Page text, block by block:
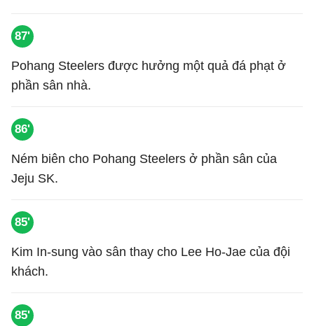
87'
Pohang Steelers được hưởng một quả đá phạt ở
phần sân nhà.
86'
Ném biên cho Pohang Steelers ở phần sân của
Jeju SK.
85'
Kim In-sung vào sân thay cho Lee Ho-Jae của đội
khách.
85'